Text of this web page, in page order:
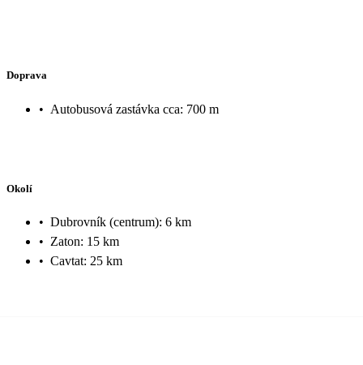
Doprava
• Autobusová zastávka cca: 700 m
Okolí
• Dubrovník (centrum): 6 km
• Zaton: 15 km
• Cavtat: 25 km